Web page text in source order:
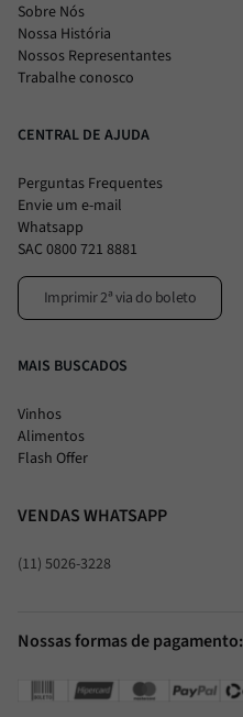
Sobre Nós
Nossa História
Nossos Representantes
Trabalhe conosco
CENTRAL DE AJUDA
Perguntas Frequentes
Envie um e-mail
Whatsapp
SAC 0800 721 8881
Imprimir 2ª via do boleto
MAIS BUSCADOS
Vinhos
Alimentos
Flash Offer
VENDAS WHATSAPP
(11) 5026-3228
Nossas formas de pagamento: